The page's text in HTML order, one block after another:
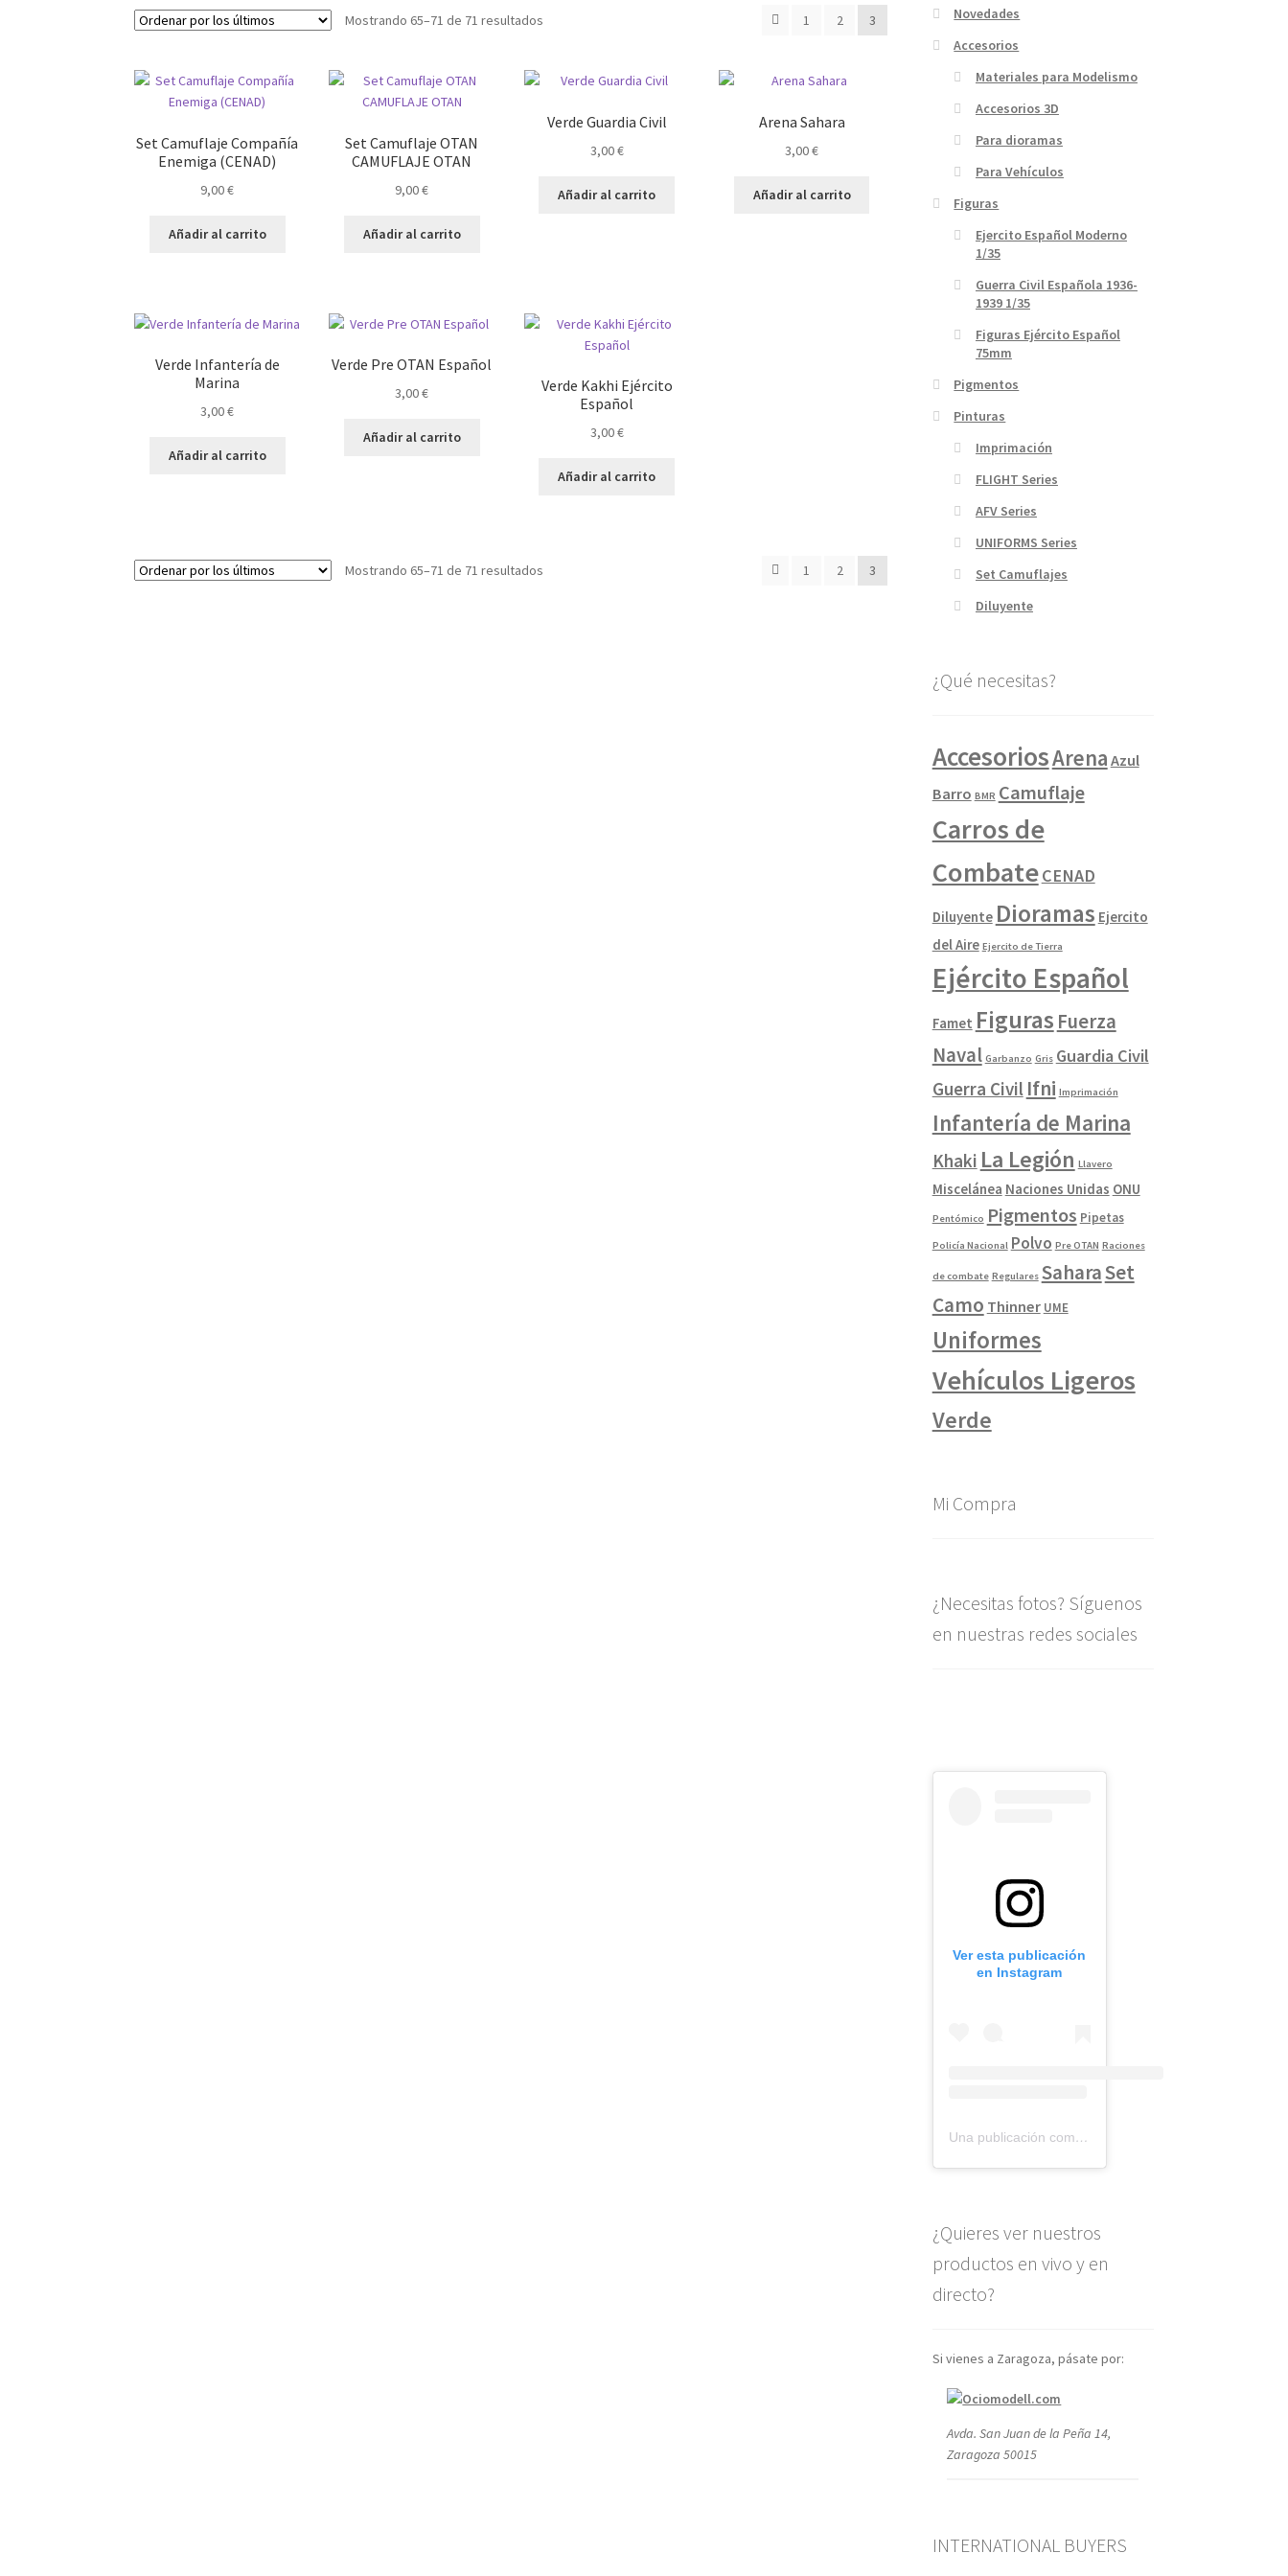
Mostrando 65–71 de 71 resultados
últimos
1 2 3
Set Camuflaje Compañía
Enemiga (CENAD)
9,00€
Añadir al carrito
Set Camuflaje OTAN
CAMUFLAJE OTAN
9,00€
Añadir al carrito
Verde Guardia Civil
3,00€
Añadir al carrito
Arena Sahara
3,00€
Añadir al carrito
Verde Infantería de
Marina
3,00€
Añadir al carrito
Verde Pre OTAN Español
3,00€
Añadir al carrito
Verde Kakhi Ejército
Español
3,00€
Añadir al carrito
Mostrando 65–71 de 71 resultados 1 2 3
Novedades
Accesorios
Materiales para Modelismo
Accesorios 3D
Para dioramas
Para Vehículos
Figuras
Ejercito Español Moderno
1/35
Guerra Civil Española 1936-
1939 1/35
Figuras Ejército Español
75mm
Pigmentos
Pinturas
Imprimación
FLIGHT Series
AFV Series
UNIFORMS Series
Set Camuflajes
Diluyente
¿Qué necesitas?
AccesoriosArena Azul
Barro BMR Camuflaje
Carros de
CombateCENAD
Diluyente Dioramas Ejercito
del Aire Ejercito de Tierra
Ejército Español
Famet Figuras Fuerza
Naval Garbanzo Gris Guardia Civil
Guerra Civil Ifni Imprimación
Infantería de Marina
Khaki La Legión Llavero
Miscelánea Naciones Unidas ONU
Pentómico Pigmentos Pipetas
Policía Nacional Polvo Pre OTAN Raciones
de combate Regulares SaharaSet
Camo Thinner UME
Uniformes
Vehículos Ligeros
Verde
Mi Compra
¿Necesitas fotos? Síguenos
en nuestras redes sociales
Ver esta publicación
en Instagram
Una publicación compartida de BMR models (@bmr_models)
¿Quieres ver nuestros
productos en vivo y en
directo?
Si vienes a Zaragoza, pásate por:
Avda. San Juan de la Peña 14,
Zaragoza 50015
INTERNATIONAL BUYERS